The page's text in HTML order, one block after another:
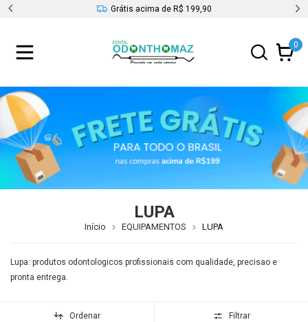
Grátis acima de R$ 199,90
0
LUPA
Início EQUIPAMENTOS LUPA
Lupa: produtos odontologicos profissionais com qualidade, precisao e
pronta entrega.
Ordenar Filtrar